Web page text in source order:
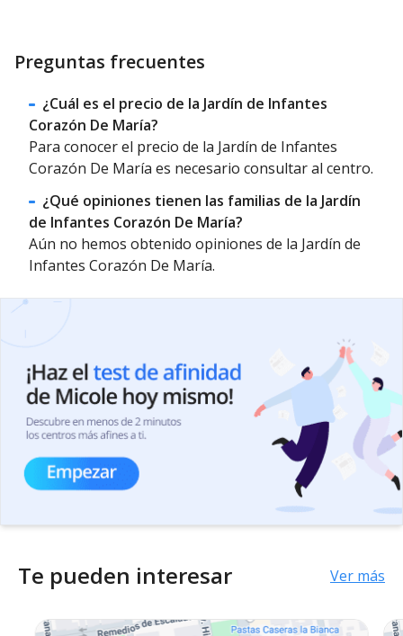
Preguntas frecuentes
¿Cuál es el precio de la Jardín de Infantes
Corazón De María?
Para conocer el precio de la Jardín de Infantes
Corazón De María es necesario consultar al centro.
¿Qué opiniones tienen las familias de la Jardín
de Infantes Corazón De María?
Aún no hemos obtenido opiniones de la Jardín de
Infantes Corazón De María.
Te pueden interesar Ver más